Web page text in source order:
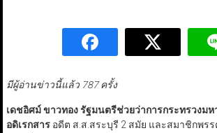
มีผู้อ่านข่าวนี้แล้ว 787 ครั้ง
เดชอิศม์ ขาวทอง รัฐมนตรีช่วยว่าการกระทรวงมห
อดิเรกสารอดีต ส.ส.สระบุรี 2 สมัย​ และสมาชิกพร